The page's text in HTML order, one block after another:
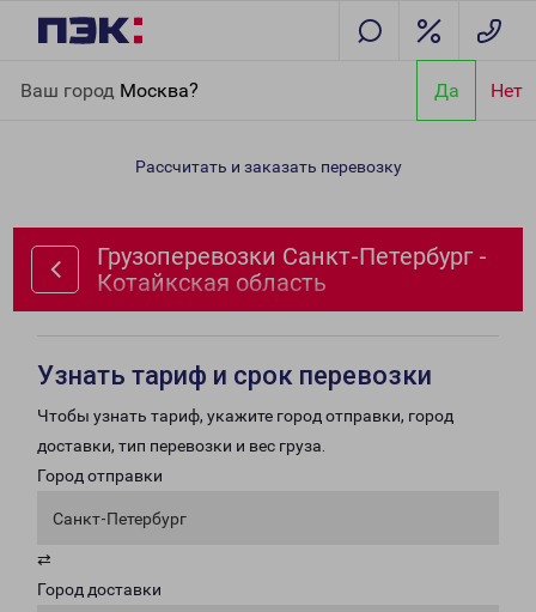
Ваш город Москва? Да Нет
Котайкская область
Рассчитать и заказать перевозку
Грузоперевозки Санкт-Петербург -
Котайкская область
Узнать тариф и срок перевозки
Чтобы узнать тариф, укажите город отправки, город
доставки, тип перевозки и вес груза.
Город отправки
Санкт-Петербург
⇄
Город доставки